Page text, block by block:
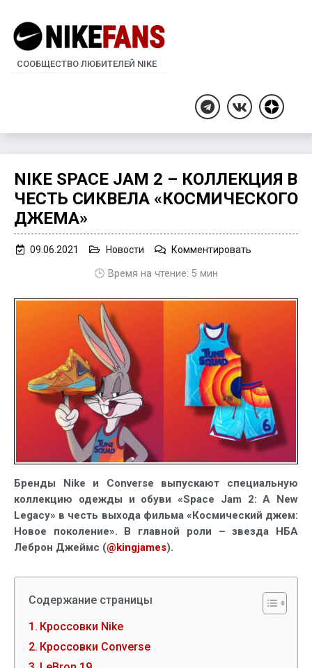
СООБЩЕСТВО ЛЮБИТЕЛЕЙ NIKE
TelegramВКонтакте
Дзен
NIKE SPACE JAM 2 – КОЛЛЕКЦИЯ В
ЧЕСТЬ СИКВЕЛА «КОСМИЧЕСКОГО
ДЖЕМА»
09.06.2021 Новости Комментировать
честь
сиквела
джема»
🕒 Время на чтение: 5 мин
Бренды Nike и Converse выпускают специальную
коллекцию одежды и обуви «Space Jam 2: A New
Legacy» в честь выхода фильма «Космический джем:
Новое поколение». В главной роли – звезда НБА
Леброн Джеймс (@kingjames).
Содержание страницы
Кроссовки Nike
Кроссовки Converse